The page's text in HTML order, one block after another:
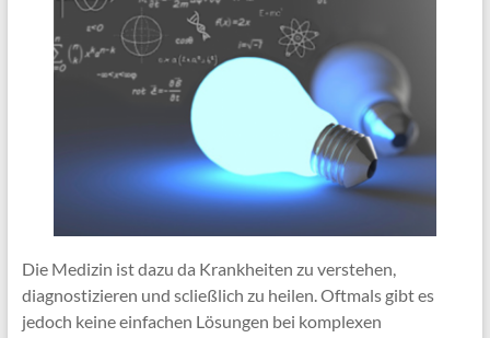
Die Medizin ist dazu da Krankheiten zu verstehen,
diagnostizieren und scließlich zu heilen. Oftmals gibt es
jedoch keine einfachen Lösungen bei komplexen